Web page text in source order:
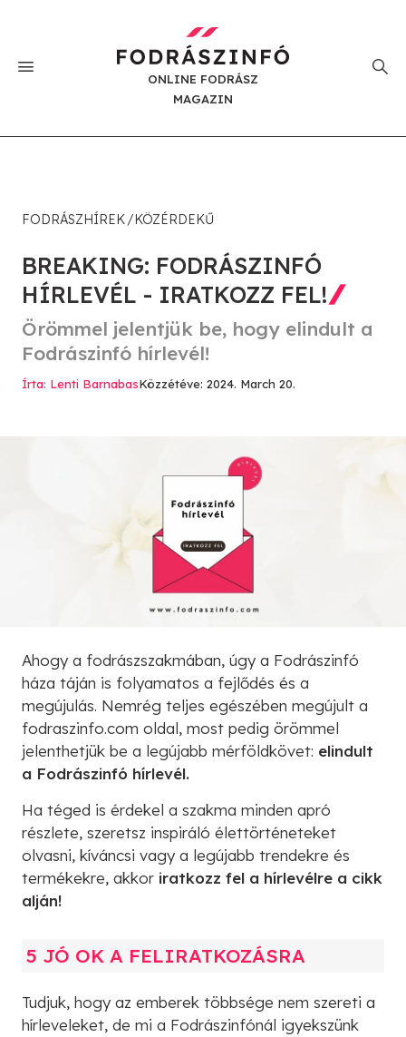
ONLINE FODRÁSZ
MAGAZIN
FODRÁSZHÍREK KÖZÉRDEKŰ
BREAKING: FODRÁSZINFÓ
HÍRLEVÉL - IRATKOZZ FEL!
Örömmel jelentjük be, hogy elindult a
Fodrászinfó hírlevél!
Írta: Lenti BarnabasKözzétéve: 2024. March 20.
Ahogy a fodrászszakmában, úgy a Fodrászinfó
háza táján is folyamatos a fejlődés és a
megújulás. Nemrég teljes egészében megújult a
fodraszinfo.com oldal, most pedig örömmel
jelenthetjük be a legújabb mérföldkövet: elindult
a Fodrászinfó hírlevél.
Ha téged is érdekel a szakma minden apró
részlete, szeretsz inspiráló élettörténeteket
olvasni, kíváncsi vagy a legújabb trendekre és
termékekre, akkor iratkozz fel a hírlevélre a cikk
alján!
5 JÓ OK A FELIRATKOZÁSRA
Tudjuk, hogy az emberek többsége nem szereti a
hírleveleket, de mi a Fodrászinfónál igyekszünk